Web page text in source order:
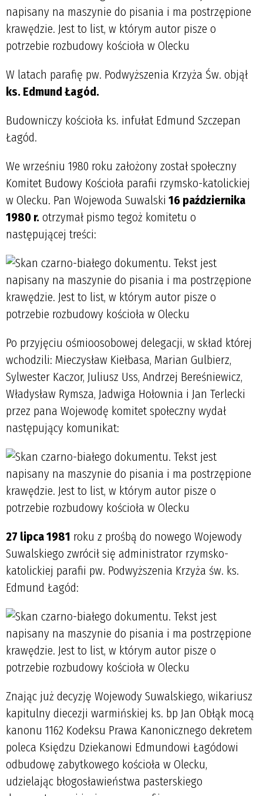
W latach parafię pw. Podwyższenia Krzyża Św. objął
ks. Edmund Łagód.
Budowniczy kościoła ks. infułat Edmund Szczepan
Łagód.
We wrześniu 1980 roku założony został społeczny
Komitet Budowy Kościoła parafii rzymsko-katolickiej
w Olecku. Pan Wojewoda Suwalski 16 października
1980 r. otrzymał pismo tegoż komitetu o
następującej treści:
Po przyjęciu ośmioosobowej delegacji, w skład której
wchodzili: Mieczysław Kiełbasa, Marian Gulbierz,
Sylwester Kaczor, Juliusz Uss, Andrzej Bereśniewicz,
Władysław Rymsza, Jadwiga Hołownia i Jan Terlecki
przez pana Wojewodę komitet społeczny wydał
następujący komunikat:
27 lipca 1981 roku z prośbą do nowego Wojewody
Suwalskiego zwrócił się administrator rzymsko-
katolickiej parafii pw. Podwyższenia Krzyża św. ks.
Edmund Łagód:
Znając już decyzję Wojewody Suwalskiego, wikariusz
kapitulny diecezji warmińskiej ks. bp Jan Obłąk mocą
kanonu 1162 Kodeksu Prawa Kanonicznego dekretem
poleca Księdzu Dziekanowi Edmundowi Łagódowi
odbudowę zabytkowego kościoła w Olecku,
udzielając błogosławieństwa pasterskiego